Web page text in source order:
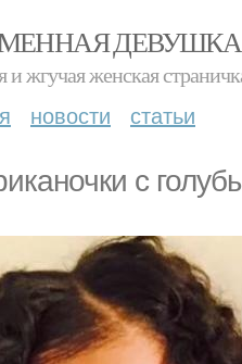
ДЕВУШКА
и жгучая женская
новости статьи
с